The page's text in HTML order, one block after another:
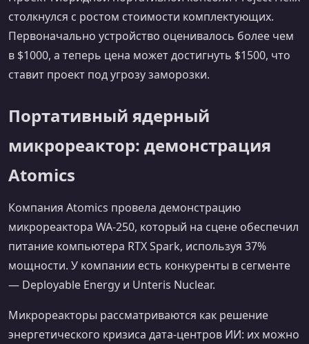
столкнулся с ростом стоимости комплектующих.
Первоначально устройство оценивалось более чем
в $1000, а теперь цена может достигнуть $1500, что
ставит проект под угрозу заморозки.
Портативный ядерный
микрореактор: демонстрация
Atomics
Компания Atomics провела демонстрацию
микрореактора WA‑250, который на сцене обеспечил
питание компьютера RTX Spark, используя 37%
мощности. У компании есть конкуренты в сегменте
— Deployable Energy и Unteris Nuclear.
Микрореакторы рассматриваются как решение
энергетического кризиса дата‑центров ИИ: их можно